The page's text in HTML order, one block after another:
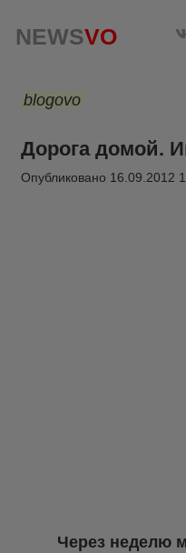
NEWSVO
blogovo
Дорога домой.
Опубликовано 16.09.2012
Через неделю